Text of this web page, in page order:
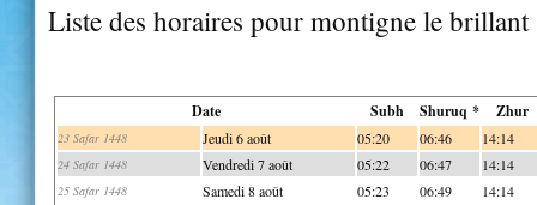
Liste des horaires pour montigne le brillant
Date Subh Shuruq * Zhur
23 Safar 1448 Jeudi 6 août 05:20 06:46 14:14
24 Safar 1448 Vendredi 7 août 05:22 06:47 14:14
25 Safar 1448 Samedi 8 août 05:23 06:49 14:14